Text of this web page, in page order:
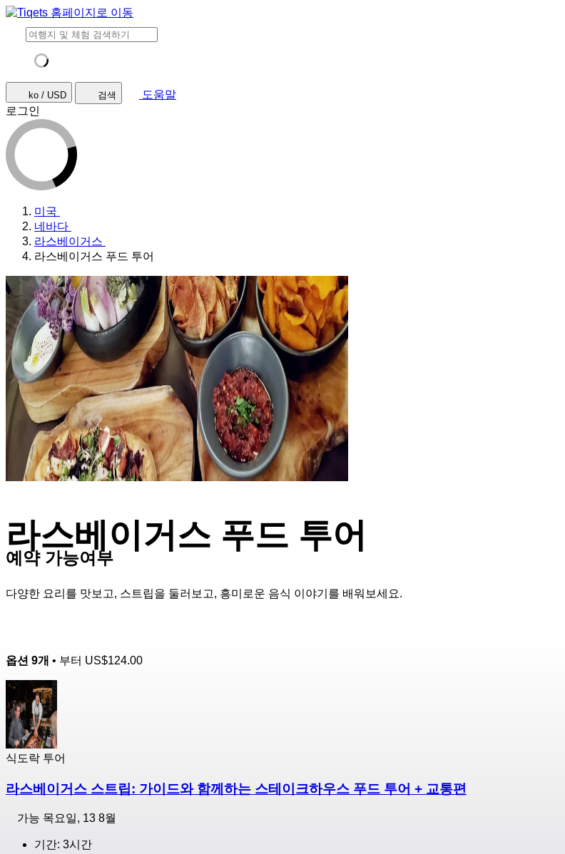
ko / USD 검색
도움말
로그인
미국
네바다
라스베이거스
라스베이거스 푸드 투어
라스베이거스 푸드 투어
다양한 요리를 맛보고, 스트립을 둘러보고, 흥미로운 음식 이야기를 배워보세요.
예약 가능여부
옵션 9개 • 부터 US$124.00
식도락 투어
라스베이거스 스트립: 가이드와 함께하는 스테이크하우스 푸드 투어 + 교통편
가능 목요일, 13 8월
기간: 3시간